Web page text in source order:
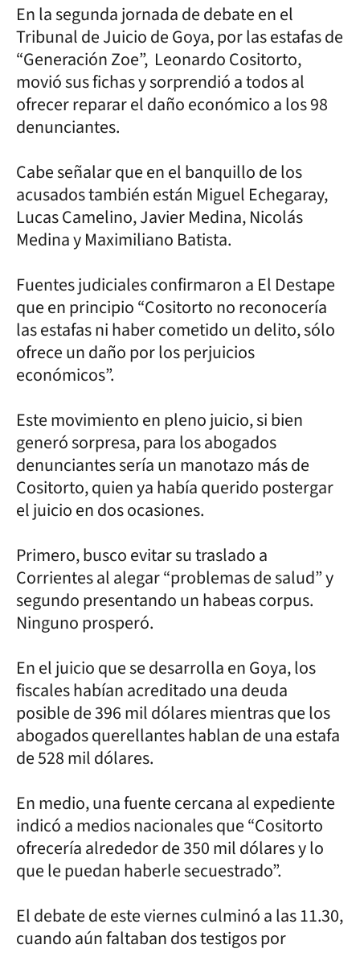
En la segunda jornada de debate en el
Tribunal de Juicio de Goya, por las estafas de
“Generación Zoe”, Leonardo Cositorto,
movió sus fichas y sorprendió a todos al
ofrecer reparar el daño económico a los 98
denunciantes.
Cabe señalar que en el banquillo de los
acusados también están Miguel Echegaray,
Lucas Camelino, Javier Medina, Nicolás
Medina y Maximiliano Batista.
Fuentes judiciales confirmaron a El Destape
que en principio “Cositorto no reconocería
las estafas ni haber cometido un delito, sólo
ofrece un daño por los perjuicios
económicos”.
Este movimiento en pleno juicio, si bien
generó sorpresa, para los abogados
denunciantes sería un manotazo más de
Cositorto, quien ya había querido postergar
el juicio en dos ocasiones.
Primero, busco evitar su traslado a
Corrientes al alegar “problemas de salud” y
segundo presentando un habeas corpus.
Ninguno prosperó.
En el juicio que se desarrolla en Goya, los
fiscales habían acreditado una deuda
posible de 396 mil dólares mientras que los
abogados querellantes hablan de una estafa
de 528 mil dólares.
En medio, una fuente cercana al expediente
indicó a medios nacionales que “Cositorto
ofrecería alrededor de 350 mil dólares y lo
que le puedan haberle secuestrado”.
El debate de este viernes culminó a las 11.30,
cuando aún faltaban dos testigos por